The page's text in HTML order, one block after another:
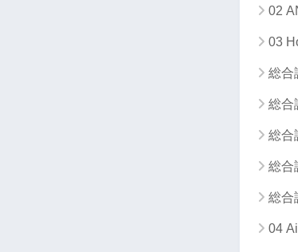
02
03
総
総
総
総
総
04